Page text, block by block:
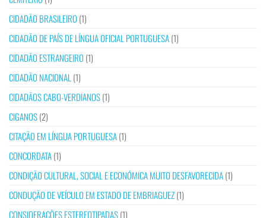
CIDADÃO BRASILEIRO (1)
CIDADÃO DE PAÍS DE LÍNGUA OFICIAL PORTUGUESA(1)
CIDADÃO ESTRANGEIRO (1)
CIDADÃO NACIONAL (1)
CIDADÃOS CABO-VERDIANOS(1)
CIGANOS(2)
CITAÇÃO EM LÍNGUA PORTUGUESA(1)
CONCORDATA(1)
CONDIÇÃO CULTURAL, SOCIAL E ECONÓMICA MUITO DESFAVORECIDA(1)
CONDUÇÃO DE VEÍCULO EM ESTADO DE EMBRIAGUEZ(1)
CONSIDERAÇÕES ESTEREOTIPADAS(1)